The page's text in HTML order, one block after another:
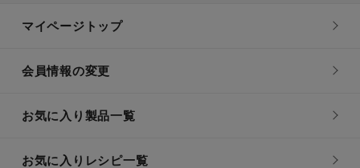
マイページトップ
会員情報の変更
お気に入り製品一覧
お気に入りレシピ一覧